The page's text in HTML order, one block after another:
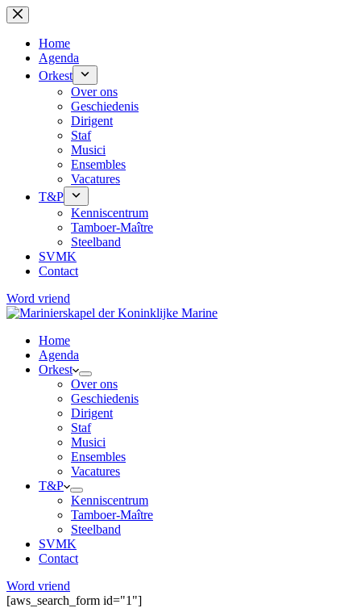
Ga
naar
inhoud
Home
Agenda
Orkest
Over ons
Geschiedenis
Dirigent
Staf
Musici
Ensembles
Vacatures
T&P
Kenniscentrum
Tamboer-Maître
Steelband
SVMK
Contact
Word vriend
Home
Agenda
Orkest
Over ons
Geschiedenis
Dirigent
Staf
Musici
Ensembles
Vacatures
T&P
Kenniscentrum
Tamboer-Maître
Steelband
SVMK
Contact
Word vriend
[aws_search_form id="1"]